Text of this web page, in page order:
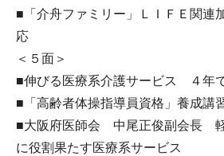
■「介舟ファミリー」ＬＩＦＥ関
応
＜５面＞
■伸びる医療系介護サービス ４年
■「高齢者体操指導員資格」養成
■大阪府医師会 中尾正俊副会長
に役割果たす医療系サービス